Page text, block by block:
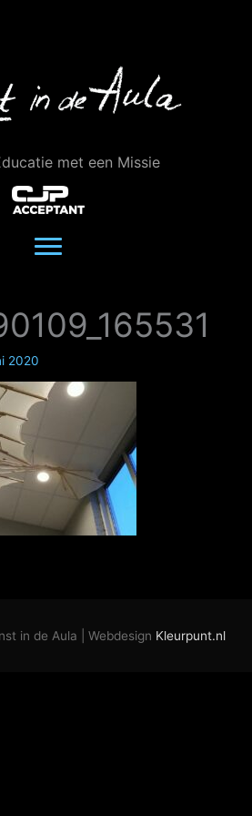
met een Missie
2020
in de Aula | Webdesign Kleurpunt.nl